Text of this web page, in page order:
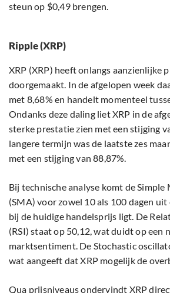
steun op $0,49 brengen.
Ripple (XRP)
XRP (XRP) heeft onlangs aanzienlijke
doorgemaakt. In de afgelopen week
met 8,68% en handelt momenteel
Ondanks deze daling liet XRP in de
sterke prestatie zien met een stijging
langere termijn was de laatste zes
met een stijging van 88,87%.
Bij technische analyse komt de Simple
(SMA) voor zowel 10 als 100 dagen
bij de huidige handelsprijs ligt. De
(RSI) staat op 50,12, wat duidt op een
marktsentiment. De Stochastic
wat aangeeft dat XRP mogelijk de
Qua prijsniveaus ondervindt XRP